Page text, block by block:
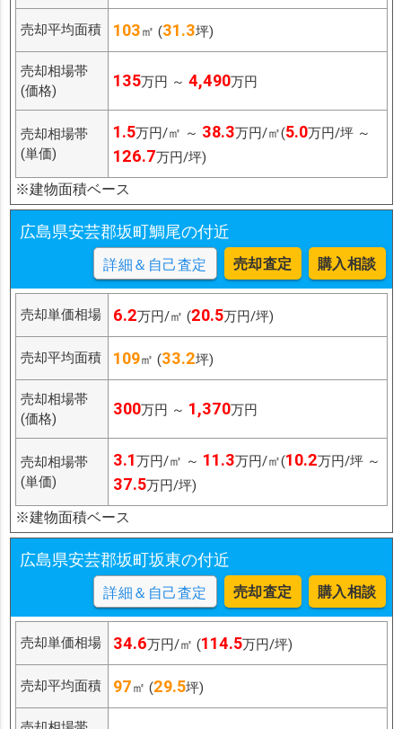
売却平均面積 103㎡ (31.3坪)
売却相場帯
(価格)
135万円 ～ 4,490万円
売却相場帯
(単価)
1.5万円/㎡ ～ 38.3万円/㎡(5.0万円/坪 ～
126.7万円/坪)
※建物面積ベース
広島県安芸郡坂町鯛尾の付近
詳細＆自己査定 売却査定 購入相談
売却単価相場 6.2万円/㎡ (20.5万円/坪)
売却平均面積 109㎡ (33.2坪)
売却相場帯
(価格)
300万円 ～ 1,370万円
売却相場帯
(単価)
3.1万円/㎡ ～ 11.3万円/㎡(10.2万円/坪 ～
37.5万円/坪)
※建物面積ベース
広島県安芸郡坂町坂東の付近
詳細＆自己査定 売却査定 購入相談
売却単価相場 34.6万円/㎡ (114.5万円/坪)
売却平均面積 97㎡ (29.5坪)